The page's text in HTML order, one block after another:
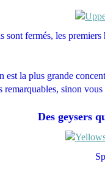
sont fermés, les
est la plus grande
remarquables, sinon
Des geysers